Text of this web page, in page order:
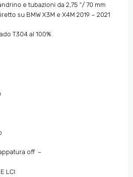
e tubazioni da 2,75 “/ 70 mm
su BMW X3M e X4M 2019 – 2021
T304 al 100%.
off –
LCI